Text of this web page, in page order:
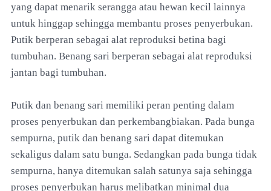
yang dapat menarik serangga atau hewan kecil lainnya
untuk hinggap sehingga membantu proses penyerbukan.
Putik berperan sebagai alat reproduksi betina bagi
tumbuhan. Benang sari berperan sebagai alat reproduksi
jantan bagi tumbuhan.
Putik dan benang sari memiliki peran penting dalam
proses penyerbukan dan perkembangbiakan. Pada bunga
sempurna, putik dan benang sari dapat ditemukan
sekaligus dalam satu bunga. Sedangkan pada bunga tidak
sempurna, hanya ditemukan salah satunya saja sehingga
proses penyerbukan harus melibatkan minimal dua